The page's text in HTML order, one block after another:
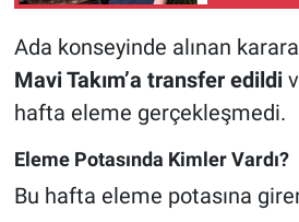
Ada konseyinde alınan
Mavi Takım’a transfer edildi
hafta eleme gerçekleşmedi.
Eleme Potasında Kimler Vardı?
Bu hafta eleme potasına